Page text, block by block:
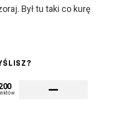
Był tu taki co kurę